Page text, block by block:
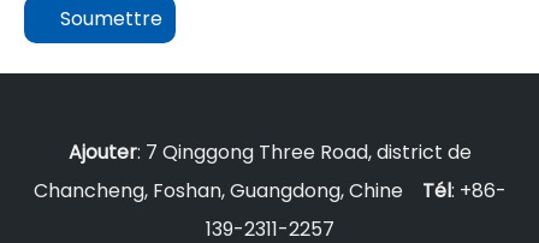
Soumettre
Ajouter: 7 Qinggong Three Road, district de
Chancheng, Foshan, Guangdong, Chine Tél: +86-
139-2311-2257